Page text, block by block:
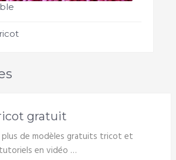
gratuit
de modèles gratuits tricot et
en vidéo …